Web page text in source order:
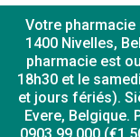
Votre pharmacie
1400 Nivelles,
pharmacie est
18h30 et le
et jours fériés).
Evere, Belgique.